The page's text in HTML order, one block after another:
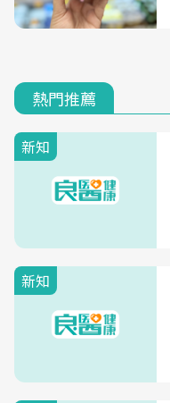
熱門推薦
新知
新知